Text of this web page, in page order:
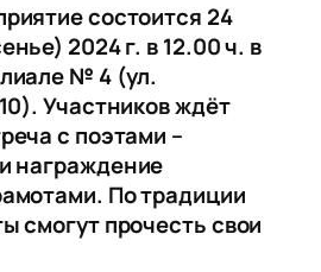
состоится 24
2024 г. в 12.00 ч. в
№ 4 (ул.
Участников ждёт
с поэтами –
награждение
По традиции
смогут прочесть свои